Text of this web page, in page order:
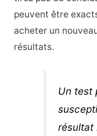
peuvent être
acheter un
résultats.
Un test
résultat